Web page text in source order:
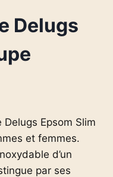
Delugs
Epsom Slim
et femmes.
d’un
par ses